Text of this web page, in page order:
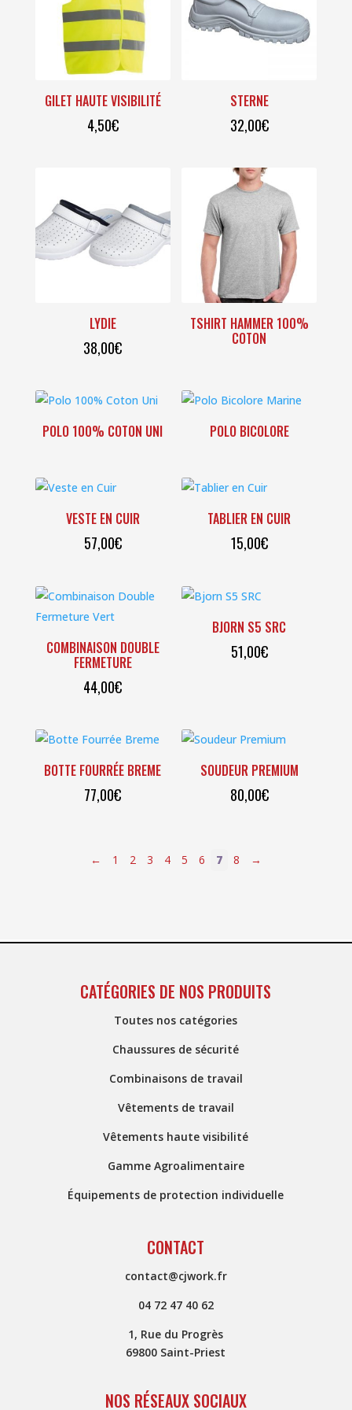
plus
ancien
GILET HAUTE VISIBILITÉ
4,50€
STERNE
32,00€
LYDIE
38,00€
TSHIRT HAMMER 100%
COTON
POLO 100% COTON UNI POLO BICOLORE
VESTE EN CUIR
57,00€
TABLIER EN CUIR
15,00€
COMBINAISON DOUBLE
FERMETURE
44,00€
BJORN S5 SRC
51,00€
BOTTE FOURRÉE BREME
77,00€
SOUDEUR PREMIUM
80,00€
← 1 2 3 4 5 6 7 8 →
CATÉGORIES DE NOS PRODUITS
Toutes nos catégories
Chaussures de sécurité
Combinaisons de travail
Vêtements de travail
Vêtements haute visibilité
Gamme Agroalimentaire
Équipements de protection individuelle
CONTACT
contact@cjwork.fr
04 72 47 40 62
1, Rue du Progrès
69800 Saint-Priest
NOS RÉSEAUX SOCIAUX